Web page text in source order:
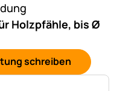
Holzpfähle, bis Ø
schreiben